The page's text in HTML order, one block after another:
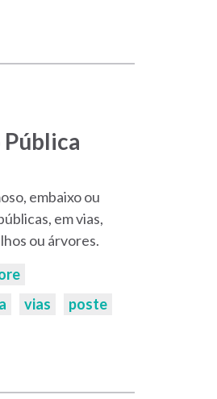
embaixo ou
em vias,
ou árvores.
vias
poste